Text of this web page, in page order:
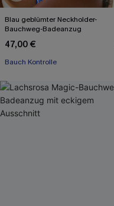
Blau geblümter Neckholder-
Bauchweg-Badeanzug
47,00 €
Bauch Kontrolle